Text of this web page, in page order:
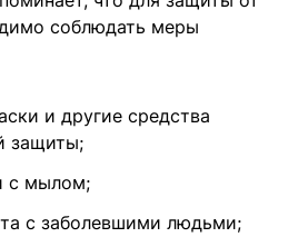
соблюдать меры
и другие средства
защиты;
с мылом;
с заболевшими людьми;